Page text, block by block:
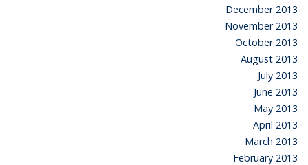
December 2013
November 2013
October 2013
August 2013
July 2013
June 2013
May 2013
April 2013
March 2013
February 2013